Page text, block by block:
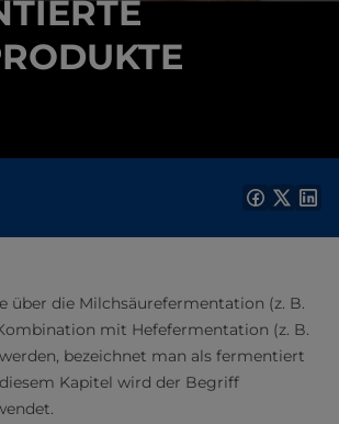
über die Milchsäurefermentation (z. B.
mit Hefefermentation (z. B.
bezeichnet man als fermentiert
Kapitel wird der Begriff